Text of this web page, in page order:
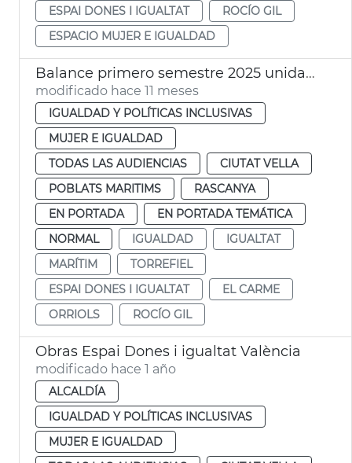
ESPAI DONES I IGUALTAT
ROCÍO GIL
ESPACIO MUJER E IGUALDAD
Balance primero semestre 2025 unidades igualdad Ayuntamiento de València
modificado hace 11 meses
IGUALDAD Y POLÍTICAS INCLUSIVAS
MUJER E IGUALDAD
TODAS LAS AUDIENCIAS
CIUTAT VELLA
POBLATS MARITIMS
RASCANYA
EN PORTADA
EN PORTADA TEMÁTICA
NORMAL
IGUALDAD
IGUALTAT
MARÍTIM
TORREFIEL
ESPAI DONES I IGUALTAT
EL CARME
ORRIOLS
ROCÍO GIL
Obras Espai Dones i igualtat València
modificado hace 1 año
ALCALDÍA
IGUALDAD Y POLÍTICAS INCLUSIVAS
MUJER E IGUALDAD